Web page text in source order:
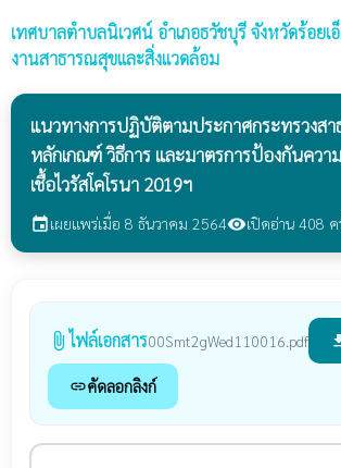
เทศบาลตำบลนิเวศน์ อำเภอธวัชบุรี จังหวัดร้อยเ
งานสาธารณสุขและสิ่งแวดล้อม
แนวทางการปฏิบัติตามประกาศกระทรวงสา
หลักเกณฑ์ วิธีการ และมาตรการป้องกันควา
เชื้อไวรัสโคโรนา 2019ฯ
eventเผยแพร่เมื่อ 8 ธันวาคม 2564visibilityเปิดอ่าน 408 ค
attach_file ไฟล์เอกสาร00Smt2gWed110016.pdf
linkคัดลอกลิงก์